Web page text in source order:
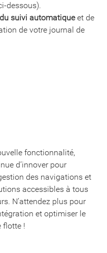
dessous).
suivi automatique et de
de votre journal de
fonctionnalité,
d’innover pour
des navigations et
accessibles à tous
N’attendez plus pour
et optimiser le
flotte !